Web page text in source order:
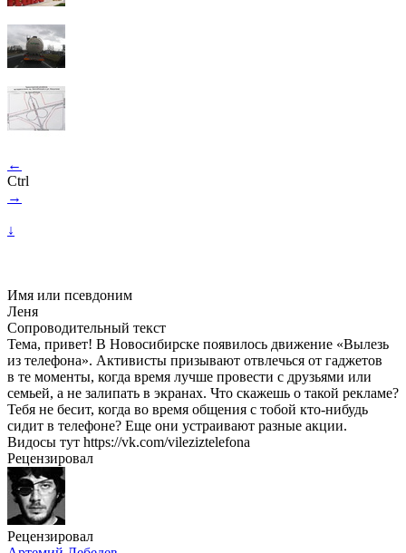
←
Ctrl
→
↓
Имя или псевдоним
Леня
Сопроводительный текст
Тема, привет! В Новосибирске появилось движение «Вылезь
из телефона». Активисты призывают отвлечься от гаджетов
в те моменты, когда время лучше провести с друзьями или
семьей, а не залипать в экранах. Что скажешь о такой рекламе?
Тебя не бесит, когда во время общения с тобой кто-нибудь
сидит в телефоне? Еще они устраивают разные акции.
Видосы тут https://vk.com/vileziztelefona
Рецензировал
Рецензировал